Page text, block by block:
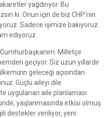
yağdırıyor. Bu
ki. Onun için de biz CHP’nin
Sadece işimize bakıyoruz.
ediyoruz.
Milletçe
geçiyor. Siz uzun yıllardır
geleceği açısından
Güçlü aileyi dile
uygulanan aile planlaması
yaşlanmasında etkisi olmuş
destekler veriliyor, yeni